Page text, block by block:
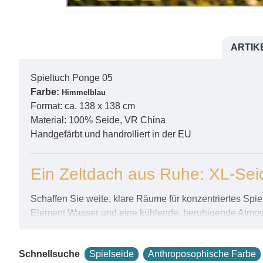
Spieltuch Ponge 05
Farbe: Himmelblau
Format: ca. 138 x 138 cm
Material: 100% Seide, VR China
Handgefärbt und handrolliert in der EU
Ein Zeltdach aus Ruhe: XL-
Schaffen Sie weite, klare Räume für konzentriertes
Element Wasser und eine kühlende, beruhigende
Maximale Entfaltung für
Schnellsuche Spielseide Anthroposophische Farbe